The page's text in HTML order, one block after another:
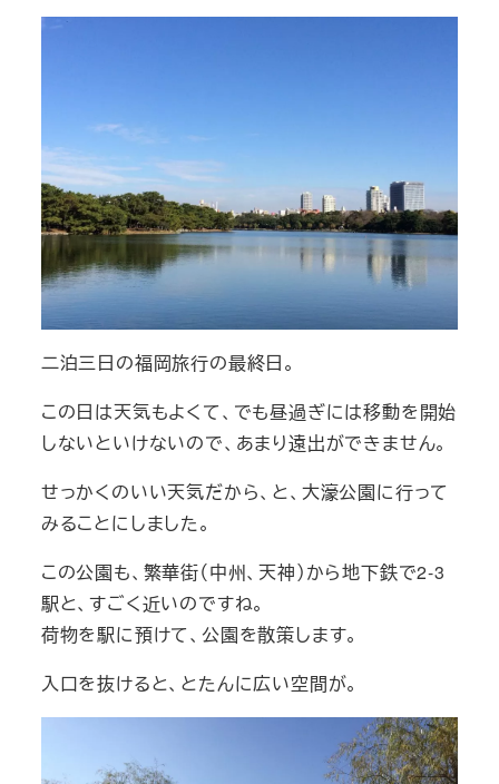
二泊三日の福岡旅行の最終日。
この日は天気もよくて、でも昼過ぎには移動を開始
しないといけないので、あまり遠出ができません。
せっかくのいい天気だから、と、大濠公園に行って
みることにしました。
この公園も、繁華街（中州、天神）から地下鉄で2-3
駅と、すごく近いのですね。
荷物を駅に預けて、公園を散策します。
入口を抜けると、とたんに広い空間が。